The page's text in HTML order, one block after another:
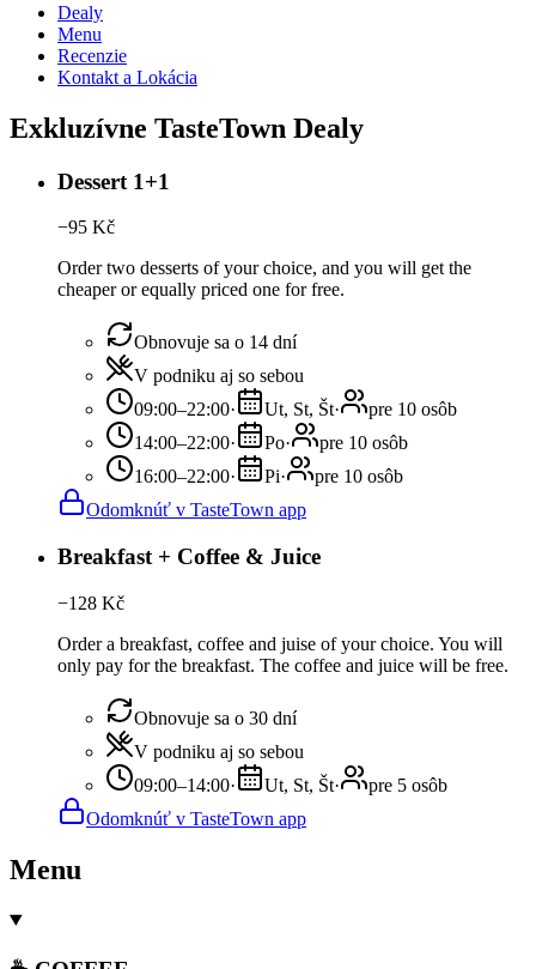
Dealy
Menu
Recenzie
Kontakt a Lokácia
Exkluzívne TasteTown Dealy
Dessert 1+1
−95 Kč
Order two desserts of your choice, and you will get the
cheaper or equally priced one for free.
Obnovuje sa o 14 dní
V podniku aj so sebou
09:00–22:00· Ut, St, Št·
pre 10 osôb
14:00–22:00· Po·
pre 10 osôb
16:00–22:00· Pi·
pre 10 osôb
Odomknúť v TasteTown app
Breakfast + Coffee & Juice
−128 Kč
Order a breakfast, coffee and juise of your choice. You will
only pay for the breakfast. The coffee and juice will be free.
Obnovuje sa o 30 dní
V podniku aj so sebou
09:00–14:00· Ut, St, Št·
pre 5 osôb
Odomknúť v TasteTown app
Menu